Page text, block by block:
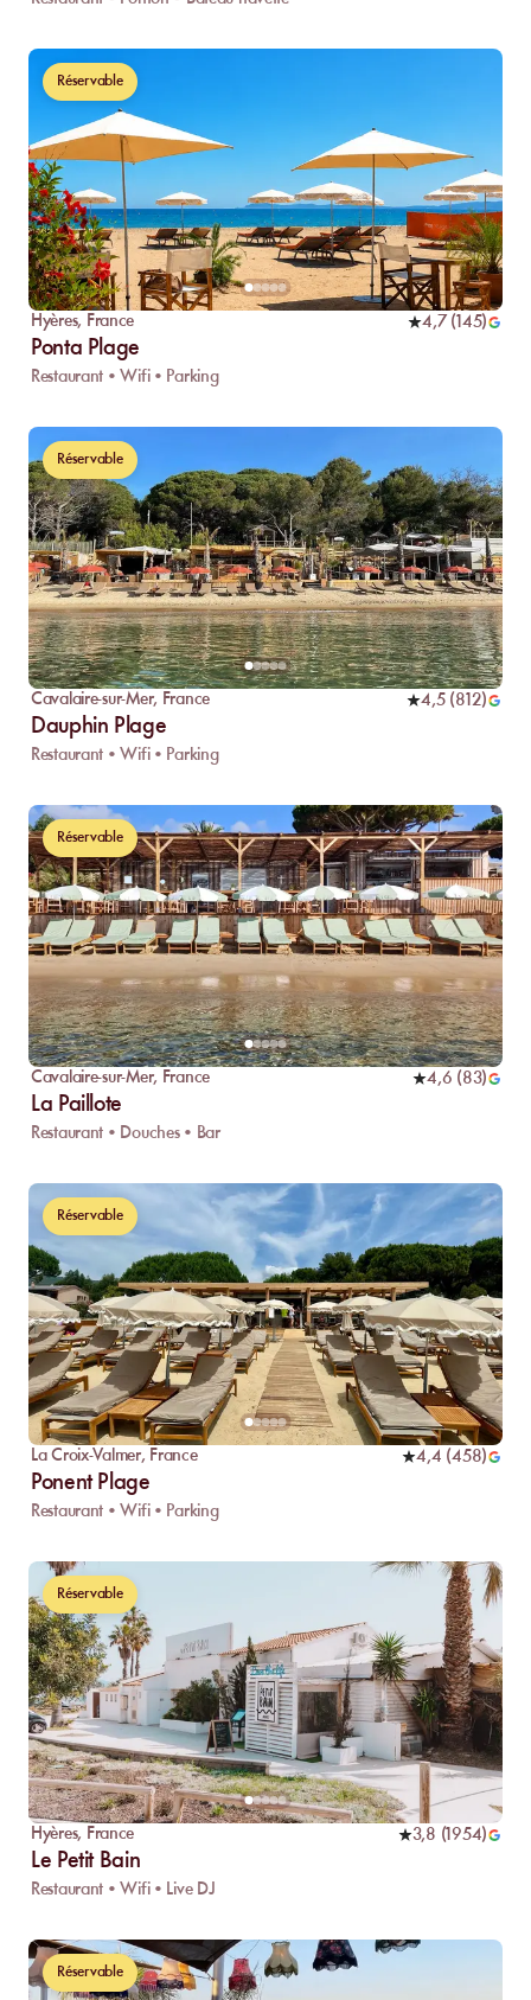
Réservable
Hyères, France 4,7(145)
Ponta Plage
Restaurant • Wifi • Parking
Réservable
Cavalaire-sur-Mer, France 4,5(812)
Dauphin Plage
Restaurant • Wifi • Parking
Réservable
Cavalaire-sur-Mer, France 4,6 (83)
La Paillote
Restaurant • Douches • Bar
Réservable
La Croix-Valmer, France 4,4 (458)
Ponent Plage
Restaurant • Wifi • Parking
Réservable
Hyères, France 3,8 (1954)
Le Petit Bain
Restaurant • Wifi • Live DJ
Réservable